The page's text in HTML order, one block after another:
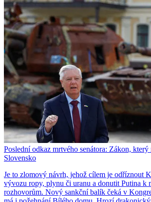
Poslední odkaz mrtvého senátora: Zákon,
Slovensko
Je to zlomový návrh, jehož cílem je odříznout
vývozu ropy, plynu či uranu a donutit Putina k
rozhovorům. Nový sankční balík čeká v